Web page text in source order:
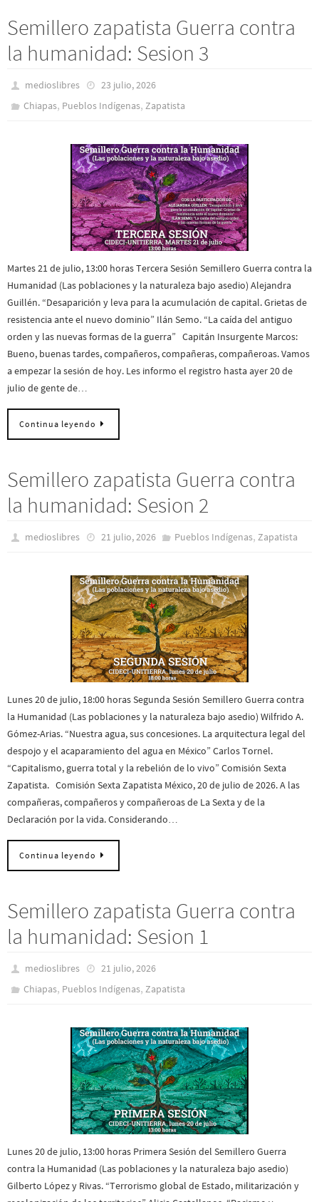
Semillero zapatista Guerra contra
la humanidad: Sesion 3
medioslibres
23 julio, 2026
Chiapas, Pueblos Indí­genas, Zapatista
Martes 21 de julio, 13:00 horas Tercera Sesión Semillero Guerra contra la
Humanidad (Las poblaciones y la naturaleza bajo asedio) Alejandra
Guillén. “Desaparición y leva para la acumulación de capital. Grietas de
resistencia ante el nuevo dominio” Ilán Semo. “La caída del antiguo
orden y las nuevas formas de la guerra” Capitán Insurgente Marcos:
Bueno, buenas tardes, compañeros, compañeras, compañeroas. Vamos
a empezar la sesión de hoy. Les informo el registro hasta ayer 20 de
julio de gente de…
Continua leyendo
Semillero zapatista Guerra contra
la humanidad: Sesion 2
medioslibres 21 julio, 2026 Pueblos Indí­genas, Zapatista
Lunes 20 de julio, 18:00 horas Segunda Sesión Semillero Guerra contra
la Humanidad (Las poblaciones y la naturaleza bajo asedio) Wilfrido A.
Gómez-Arias. “Nuestra agua, sus concesiones. La arquitectura legal del
despojo y el acaparamiento del agua en México” Carlos Tornel.
“Capitalismo, guerra total y la rebelión de lo vivo” Comisión Sexta
Zapatista. Comisión Sexta Zapatista México, 20 de julio de 2026. A las
compañeras, compañeros y compañeroas de La Sexta y de la
Declaración por la vida. Considerando…
Continua leyendo
Semillero zapatista Guerra contra
la humanidad: Sesion 1
medioslibres
21 julio, 2026
Chiapas, Pueblos Indí­genas,Zapatista
Lunes 20 de julio, 13:00 horas Primera Sesión del Semillero Guerra
contra la Humanidad (Las poblaciones y la naturaleza bajo asedio)
Gilberto López y Rivas. “Terrorismo global de Estado, militarización y